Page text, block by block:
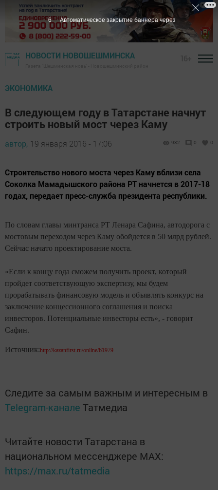
НОВОСТИ НОВОШЕШМИНСКА
ЭКОНОМИКА
В следующем году в Татарстане начнут
строить новый мост через Каму
автор, 19 января 2016 - 17:06 932 0 0
Строительство нового моста через Каму вблизи села
Соколка Мамадышского района РТ начнется в 2017-18
годах, передает пресс-служба президента республики.
По словам главы минтранса РТ Ленара Сафина, автодорога с
мостовым переходом через Каму обойдется в 50 млрд рублей.
Сейчас начато проектирование моста.
«Если к концу года сможем получить проект, который
пройдет соответствующую экспертизу, мы будем
прорабатывать финансовую модель и объявлять конкурс на
заключение концессионного соглашения и поиска
инвесторов. Потенциальные инвесторы есть», - говорит
Сафин.
Источник:http://kazanfirst.ru/online/61979
Следите за самым важным и интересным в
Telegram-канале Татмедиа
Читайте новости Татарстана в
национальном мессенджере MАХ:
https://max.ru/tatmedia
5 Автоматическое закрытие баннера через